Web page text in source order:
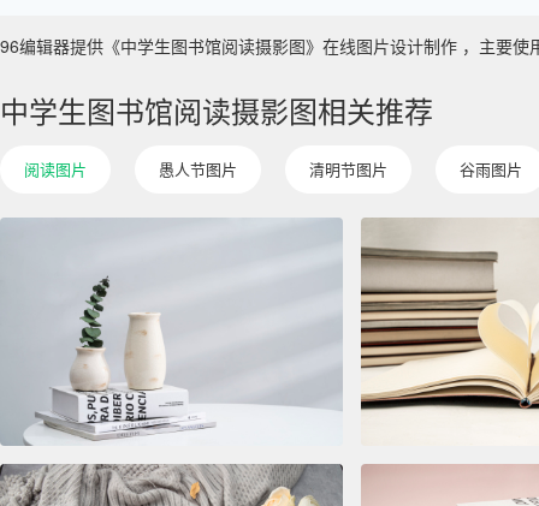
96编辑器提供《中学生图书馆阅读摄影图》在线图片设计制作 ，主要
中学生图书馆阅读摄影图相关推荐
阅读图片 愚人节图片 清明节图片 谷雨图片